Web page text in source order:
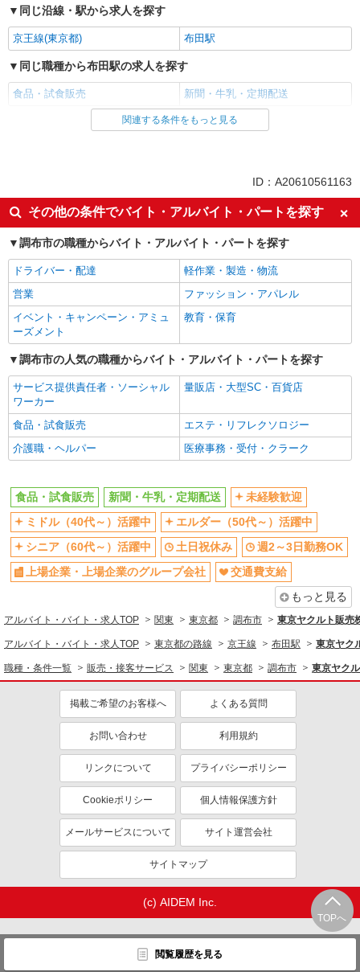
同じ沿線・駅から求人を探す
京王線(東京都) 布田駅
同じ職種から布田駅の求人を探す
食品・試食販売 新聞・牛乳・定期配送
同じ雇用形態から布田駅の求人を探す
未経験歓迎
ミドル（40代～）活躍中
エルダー（50代～）活躍中
シニア（60代～）活躍中
土日祝休み
週2～3日勤務OK
上場企業・上場企業のグループ会
社
交通費支給
社員登用あり
同じ職種から求人を探す
販売・接客サービス
食品・試食販売
ドライバー・配達
同じ特徴から求人を探す
土日祝休み
週2～3日勤務OK
上場企業・上場企業のグループ会
社
交通費支給
社員登用あり
関連する条件をもっと見る
ID：A20610561163
その他の条件でバイト・アルバイト・パートを探す
調布市の職種からバイト・アルバイト・パートを探す
ドライバー・配達
軽作業・製造・物流
営業
ファッション・アパレル
イベント・キャンペーン・アミュ
ーズメント
教育・保育
調布市の人気の職種からバイト・アルバイト・パートを探す
サービス提供責任者・ソーシャル
ワーカー
量販店・大型SC・百貨店
食品・試食販売
エステ・リフレクソロジー
介護職・ヘルパー
医療事務・受付・クラーク
TOPへ
閲覧履歴を見る
食品・試食販売 新聞・牛乳・定期配送
未経験歓迎
ミドル（40代～）活躍中
エルダー（50代～）活躍中
シニア（60代～）活躍中
土日祝休み
週2～3日勤務OK
上場企業・上場企業のグループ会社
交通費支給
もっと見る
アルバイト・バイト・求人TOP 関東 東京都 調布市 東京ヤクルト販売
アルバイト・バイト・求人TOP 東京都の路線 京王線 布田駅 東京ヤク
職種・条件一覧 販売・接客サービス 関東 東京都 調布市 東京ヤク
掲載ご希望のお客様へ よくある質問
お問い合わせ 利用規約
リンクについて プライバシーポリシー
Cookieポリシー 個人情報保護方針
メールサービスについて サイト運営会社
サイトマップ
(c) AIDEM Inc.